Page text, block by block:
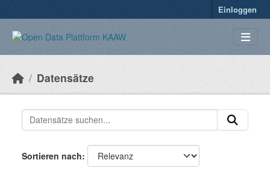
Einloggen
Datensätze
Sortieren nach